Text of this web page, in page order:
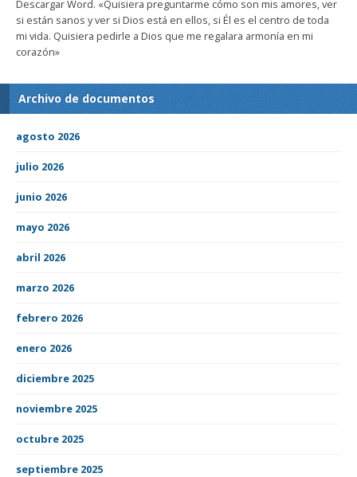
Descargar Word. «Quisiera preguntarme cómo son mis amores, ver
si están sanos y ver si Dios está en ellos, si Él es el centro de toda
mi vida. Quisiera pedirle a Dios que me regalara armonía en mi
corazón»
Archivo de documentos
agosto 2026
julio 2026
junio 2026
mayo 2026
abril 2026
marzo 2026
febrero 2026
enero 2026
diciembre 2025
noviembre 2025
octubre 2025
septiembre 2025